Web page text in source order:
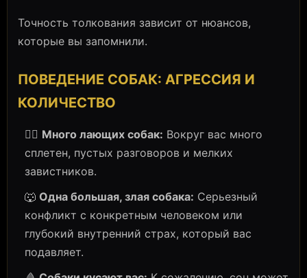
Точность толкования зависит от нюансов,
которые вы запомнили.
ПОВЕДЕНИЕ СОБАК: АГРЕССИЯ И
КОЛИЧЕСТВО
🐕‍🦺 Много лающих собак: Вокруг вас много
сплетен, пустых разговоров и мелких
завистников.
🐺 Одна большая, злая собака: Серьезный
конфликт с конкретным человеком или
глубокий внутренний страх, который вас
подавляет.